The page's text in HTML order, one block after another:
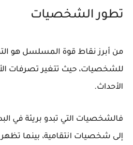
تطور الشخصيات
من أبرز نقاط قوة المسلسل هو
للشخصيات، حيث تتغير تصرفات
الأحداث.
فالشخصيات التي تبدو بريئة في
إلى شخصيات انتقامية، بينما